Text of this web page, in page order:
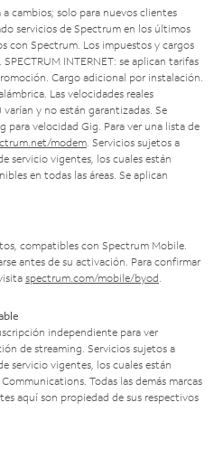
cambios; solo para nuevos clientes
servicios de Spectrum en los últimos
con Spectrum. Los impuestos y cargos
INTERNET: se aplican tarifas
Cargo adicional por instalación.
Las velocidades reales
y no están garantizadas. Se
para velocidad Gig. Para ver una lista de
modem . Servicios sujetos a
servicio vigentes, los cuales están
en todas las áreas. Se aplican
compatibles con Spectrum Mobile.
antes de su activación. Para confirmar
spectrum.com/mobile/byod
independiente para ver
de streaming. Servicios sujetos a
servicio vigentes, los cuales están
Todas las demás marcas
aquí son propiedad de sus respectivos